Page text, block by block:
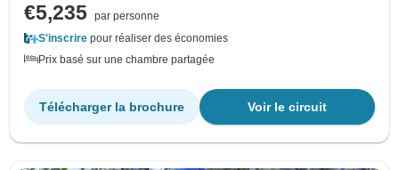
€5,235 par personne
S'inscrire pour réaliser des économies
Prix basé sur une chambre partagée
Voir le circuit
Télécharger la brochure